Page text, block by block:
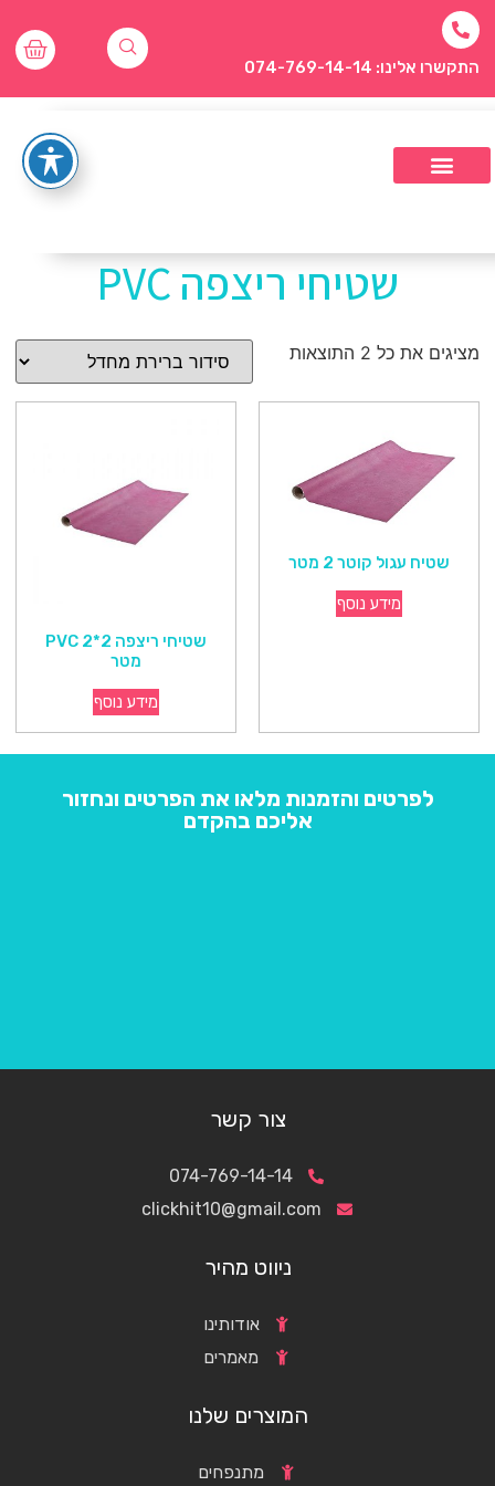
התקשרו אלינו: 074-769-14-14
שטיחי ריצפה PVC
מציגים את כל ⁦2⁩ התוצאות
שטיח עגול קוטר 2 מטר
מידע נוסף
שטיחי ריצפה PVC 2*2
מטר
מידע נוסף
לפרטים והזמנות מלאו את הפרטים ונחזור
אליכם בהקדם
צור קשר
074-769-14-14
clickhit10@gmail.com
ניווט מהיר
אודותינו
מאמרים
המוצרים שלנו
מתנפחים